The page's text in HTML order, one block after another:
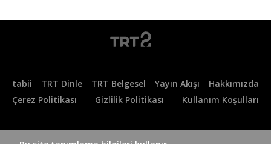
tabii TRT Dinle TRT Belgesel Yayın Akışı
Hakkımızda
Çerez Politikası
Gizlilik Politikası Kullanım Koşulları